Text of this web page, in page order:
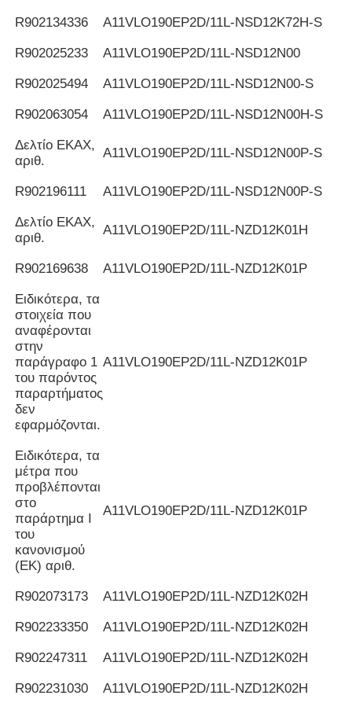
R902134336 Α11VLO190EP2D/11L-NSD12K72H-S
R902025233 Α11VLO190EP2D/11L-NSD12N00
R902025494 Α11VLO190EP2D/11L-NSD12N00-S
R902063054 Α11VLO190EP2D/11L-NSD12N00H-S
Δελτίο ΕΚΑΧ,
αριθ.
Α11VLO190EP2D/11L-NSD12N00P-S
R902196111 Α11VLO190EP2D/11L-NSD12N00P-S
Δελτίο ΕΚΑΧ,
αριθ.
Α11VLO190EP2D/11L-NZD12K01H
R902169638 Α11VLO190EP2D/11L-NZD12K01P
Ειδικότερα, τα
στοιχεία που
αναφέρονται
στην
παράγραφο 1
του παρόντος
παραρτήματος
δεν
εφαρμόζονται.
Α11VLO190EP2D/11L-NZD12K01P
Ειδικότερα, τα
μέτρα που
προβλέπονται
στο
παράρτημα I
του
κανονισμού
(ΕΚ) αριθ.
Α11VLO190EP2D/11L-NZD12K01P
R902073173 Α11VLO190EP2D/11L-NZD12K02H
R902233350 Α11VLO190EP2D/11L-NZD12K02H
R902247311 Α11VLO190EP2D/11L-NZD12K02H
R902231030 Α11VLO190EP2D/11L-NZD12K02H